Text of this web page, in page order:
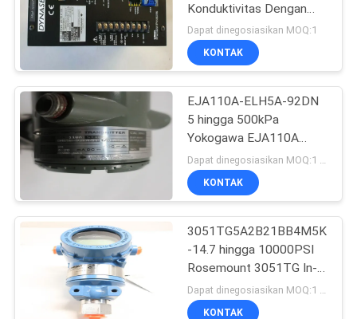
SEMUA
QUOTE
REQUEST
SUATU
SITEMAP
KEBIJAKAN
PRIVASI
Servo Motor
Encoder
55
Modul Power Supply
yang berlebih
1273
Konduktivitas Dengan
Model Kabel ISC40
Dapat dinegosiasikan MOQ:1
KONTAK
EJA110A-ELH5A-92DN
5 hingga 500kPa
Yokogawa EJA110A
Pemancar Tekanan
Diferensial
Dapat dinegosiasikan MOQ:1 pc
KONTAK
3051TG5A2B21BB4M5K5
-14.7 hingga 10000PSI
Rosemount 3051TG In-
Line Pressure
Transmitter
KONTAK